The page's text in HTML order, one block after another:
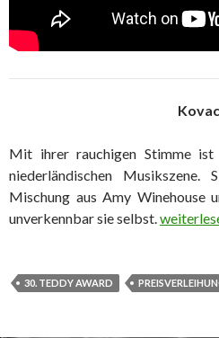
Mit ihrer rauchigen Stimme
niederländischen
Mischung aus Amy Winehouse
unverkennbar sie selbst.TEDDY
30. TEDDY AWARD